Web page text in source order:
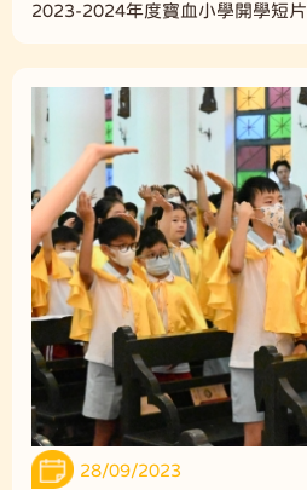
2023-2024年度寶血小學開學短片
28/09/2023